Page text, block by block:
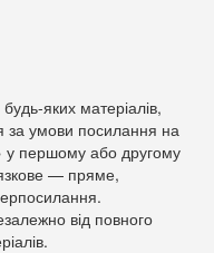
яких матеріалів,
за умови посилання на
у першому або другому
— пряме,
від повного